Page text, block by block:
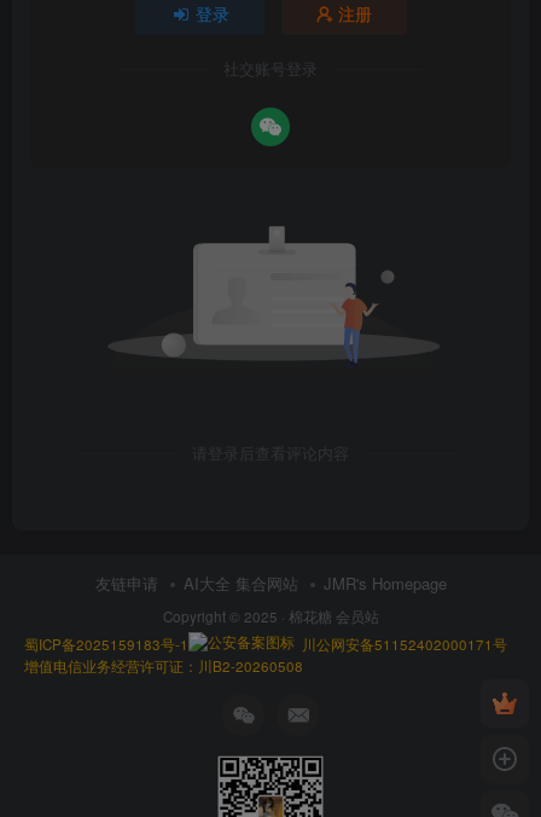
登录 注册
社交账号登录
请登录后查看评论内容
友链申请 AI大全 集合网站 JMR's Homepage
Copyright © 2025 · 棉花糖 会员站
蜀ICP备2025159183号-1
川公网安备51152402000171号
增值电信业务经营许可证：川B2-20260508